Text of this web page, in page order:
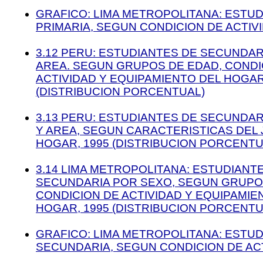
GRAFICO: LIMA METROPOLITANA:
PRIMARIA, SEGUN CONDICION DE
3.12 PERU: ESTUDIANTES DE
AREA. SEGUN GRUPOS DE EDAD,
ACTIVIDAD Y EQUIPAMIENTO DEL
(DISTRIBUCION PORCENTUAL)
3.13 PERU: ESTUDIANTES DE
Y AREA, SEGUN CARACTERISTICAS DEL
HOGAR, 1995 (DISTRIBUCION
3.14 LIMA METROPOLITANA:
SECUNDARIA POR SEXO, SEGUN
CONDICION DE ACTIVIDAD Y
HOGAR, 1995 (DISTRIBUCION
GRAFICO: LIMA METROPOLITANA:
SECUNDARIA, SEGUN CONDICION DE